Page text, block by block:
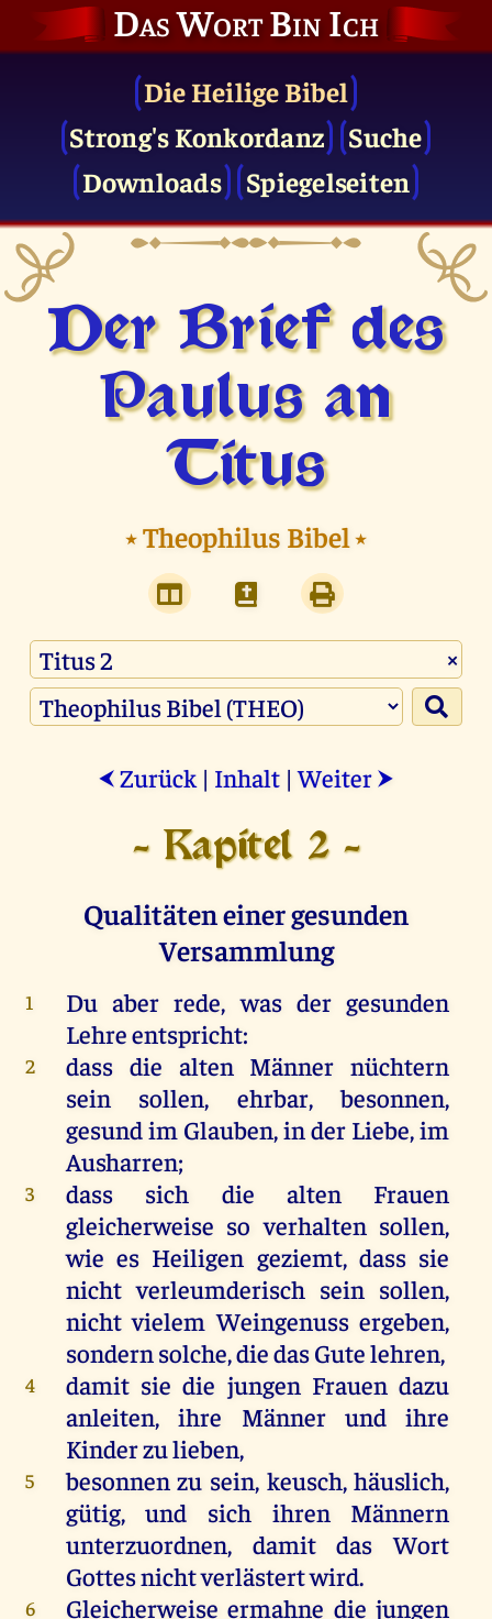
Das Wort Bin Ich
Die Heilige Bibel
Strong's Konkordanz
Suche
Downloads
Spiegelseiten
Der Brief des
Paulus an
Titus
⭑Theophilus Bibel⭑
×
⮜ Zurück | Inhalt |Weiter ⮞
- Kapitel 2 -
Qualitäten einer gesunden
Versammlung
1 Du aber rede,was der gesunden
Lehreentspricht:
2 dass die alten Männer nüchtern
sein
sollen, ehrbar, besonnen,
gesundim Glauben,inder Liebe,im
Ausharren;
3 dass sich die altenFrauen
gleicherweise so verhalten sollen,
wie es Heiligen geziemt, dass sie
nichtverleumderisch sein sollen,
nicht vielem Weingenussergeben,
sondernsolche,diedasGutelehren,
4 damit sie die jungenFrauendazu
anleiten,ihre Männer und ihre
Kinderzulieben,
5 besonnenzu sein, keusch,häuslich,
gütig,und sich ihren
Männern
unterzuordnen, damit das
Wort
Gottesnichtverlästertwird.
6 Gleicherweise ermahne die jungen